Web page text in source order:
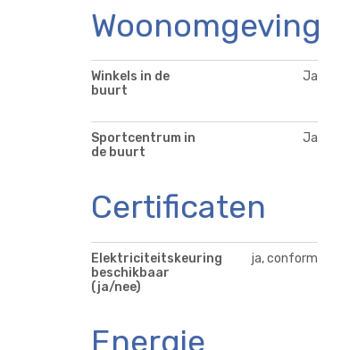
Woonomgeving
Winkels in de
buurt
Ja
Sportcentrum in
de buurt
Ja
Certificaten
Elektriciteitskeuring
beschikbaar
(ja/nee)
ja, conform
Energie